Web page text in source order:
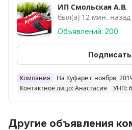
Смотрите другие мои
любой вкус.
ПРИ ПОКУПКЕ 2-х ПАР ИЗ
БЕСПЛАТНАЯ ПЕРЕСЫЛКА.
ВОЗМОЖНА ПРИМЕРКА ПО
пр-Независимости 170.
ИП Смольская А.В.
был(а) 12 мин. назад
Объявлений: 200
Компания
На Куфаре с ноября,
Контактное лицо: Анастасия
УНП:
Другие объявления